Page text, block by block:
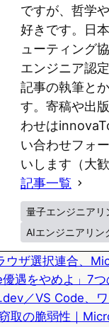
n
k
ですが、哲学
好きです。日
ューティング
エンジニア認
記事の執筆と
す。寄稿や出
わせは
い合わせフォ
いします（大
記事一覧
量子エンジニアリ
AIエンジニアリン
ウザ選択連合、
遇をやめよ」7
／VS Code、
取の脆弱性｜